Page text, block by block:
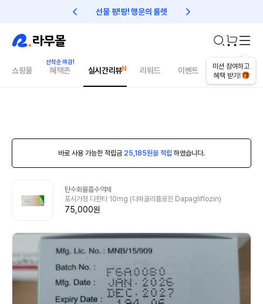
선물 팡!팡! 행운의 룰렛 친구초대 1만원 리워드!
미션 참여하고
혜택 받기!
쇼핑몰 혜택존 실시간리뷰 리워드 이벤트 건강매거진
바로 사용 가능한 적립금 25,185원을 적립 하였습니다.
탄수화물흡수억제
포시가정 다판타 10mg (다파글리플로진 Dapagliflozin)
75,000원